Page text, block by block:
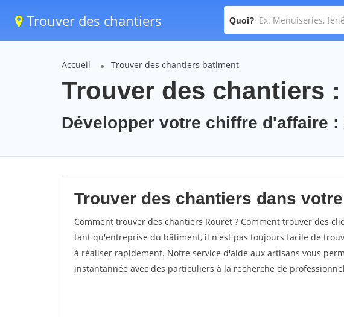
Trouver des chantiers Quoi?
Accueil Trouver des chantiers batiment
Trouver des chantiers
Développer votre chiffre d'affaire :
Trouver des chantiers dans
Comment trouver des chantiers Rouret ? Comment trouver des
tant qu'entreprise du bâtiment, il n'est pas toujours facile de
à réaliser rapidement. Notre service d'aide aux artisans vous
instantannée avec des particuliers à la recherche de